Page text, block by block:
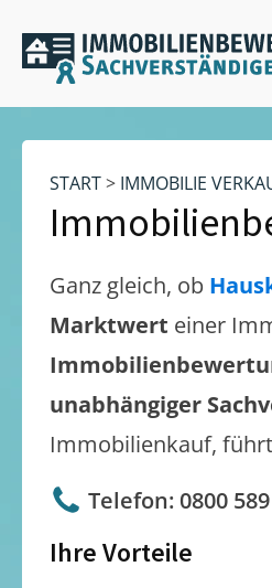
START> IMMOBILIE
Ganz gleich, ob
Marktwert einer
unabhängiger
Immobilienkauf, führt
Telefon: 0800
Ihre Vorteile